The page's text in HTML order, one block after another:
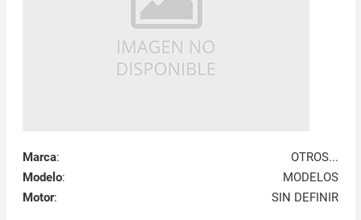
Marca:
OTROS...
Modelo:
MODELOS
Motor: SIN DEFINIR